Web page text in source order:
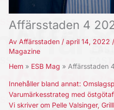
Affärsstaden 4
Av Affärsstaden / april 14, 2022 /
Magazine
Hem
ESB Mag Affärsstaden
Innehåller bland annat:
Varumärkesstrateg med
Vi skriver om Pelle Valsinger,